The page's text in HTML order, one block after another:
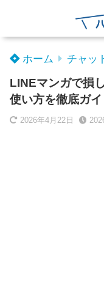
ホーム チャッ
LINEマンガで損
使い方を徹底ガ
2026年4月22日